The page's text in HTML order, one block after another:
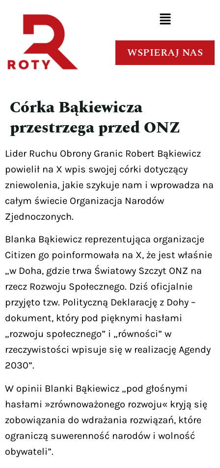
WSPIERAJ NAS
Córka Bąkiewicza
przestrzega przed ONZ
Lider Ruchu Obrony Granic Robert Bąkiewicz
powielił na X wpis swojej córki dotyczący
zniewolenia, jakie szykuje nam i wprowadza na
całym świecie Organizacja Narodów
Zjednoczonych.
Blanka Bąkiewicz reprezentująca organizacje
Citizen go poinformowała na X, że jest właśnie
„w Doha, gdzie trwa Światowy Szczyt ONZ na
rzecz Rozwoju Społecznego. Dziś oficjalnie
przyjęto tzw. Polityczną Deklarację z Dohy –
dokument, który pod pięknymi hasłami
„rozwoju społecznego” i „równości” w
rzeczywistości wpisuje się w realizację Agendy
2030”.
W opinii Blanki Bąkiewicz „pod głośnymi
hasłami »zrównoważonego rozwoju« kryją się
zobowiązania do wdrażania rozwiązań, które
ograniczą suwerenność narodów i wolność
obywateli”.